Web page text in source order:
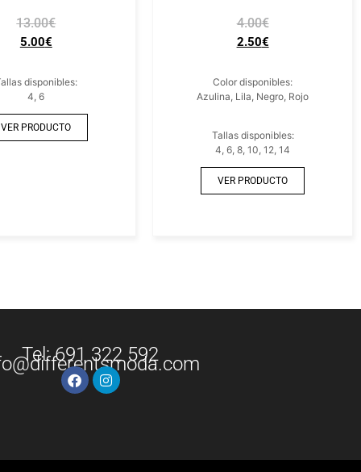
13.00€
5.00€
disponibles:
4, 6
VER PRODUCTO
4.00€
2.50€
Color disponibles:
Azulina, Lila, Negro, Rojo
Tallas disponibles:
4, 6, 8, 10, 12, 14
VER PRODUCTO
Tel: 691 322 592